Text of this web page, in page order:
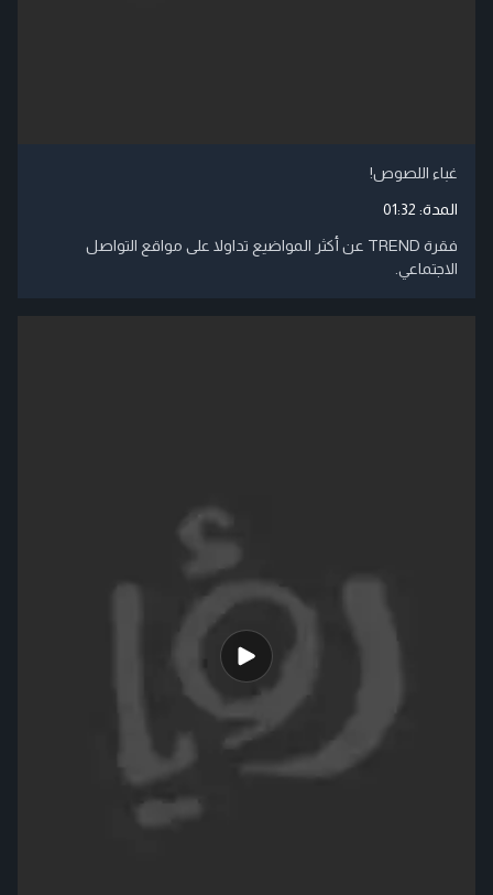
غباء اللصوص!
المدة: 01:32
فقرة TREND عن أكثر المواضيع تداولا على مواقع التواصل
الاجتماعي.